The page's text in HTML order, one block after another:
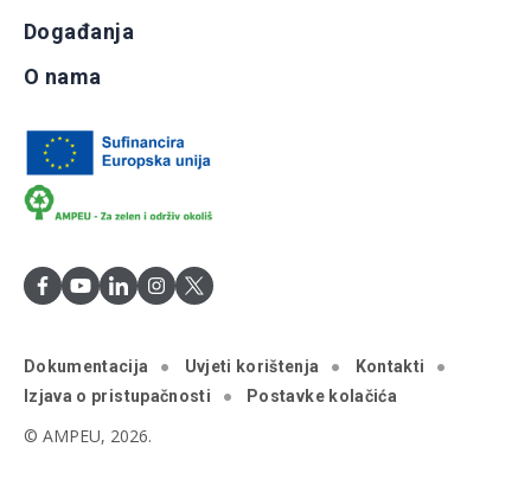
Događanja
O nama
Dokumentacija Uvjeti korištenja
Kontakti
Izjava o pristupačnosti
Postavke kolačića
© AMPEU, 2026.